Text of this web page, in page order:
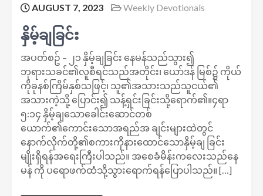
AUGUST 7, 2023 Weekly Devotionals
နှိမ့်ချခြင်း
အပတ်စဥ် – ၂၁ နှိမ့်ချခြင်း နေမန်သည်သွား၍
ဘုရားသခင်၏လူစီရင်သည်အတိုင်း၊ ယော်ဒန် မြစ်၌ ကိုယ်
ကိုခုနစ်ကြိမ်နှစ်သဖြင့်၊ သူ၏အသားသည်သူငယ်၏
အသားကဲ့သို့ ပြောင်း၍ သန့်ရှင်းခြင်းသို့ရောက်၏။၄ရာ
၅:၁၄ နှိမ့်ချသောခေါင်းဆောင်တစ်
ယောက်၏ကောင်းသောအရည်အ ချင်းများထဲတွင်
နောက်လိုက်တို့၏စကားကိုနားထောင်သောနှိမ့်ချ ခြင်း
မျိုးရှိရန်အရေးကြီးပါသည်။ အစေခံမိန်းကလေးသည်နေ
မန် ကို ပရောဖက်ထံသို့သွားရောက်ရန်ပြောပါသည်။ […]